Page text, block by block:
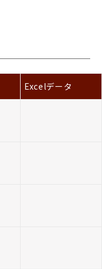
Excelデータ